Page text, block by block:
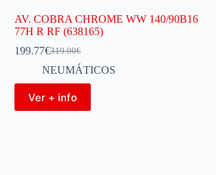
AV. COBRA CHROME WW 140/90B16
77H R RF (638165)
319.00€
199.77€
NEUMÁTICOS
Ver + info